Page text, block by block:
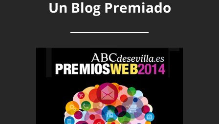
Un Blog Premiado